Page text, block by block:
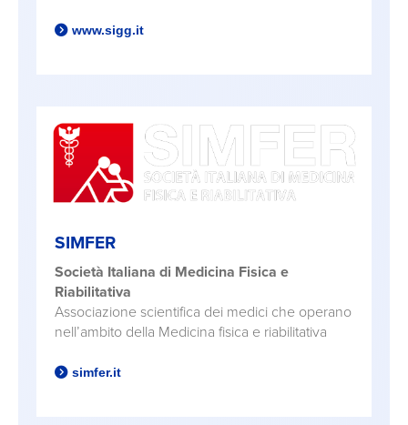
www.sigg.it
SIMFER
Società Italiana di Medicina Fisica e
Riabilitativa
Associazione scientifica dei medici che operano
nell’ambito della Medicina fisica e riabilitativa
simfer.it